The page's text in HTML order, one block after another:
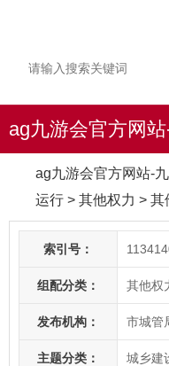
ag九游会官方网
ag九游会官方网站-
运行 > 其他权力 > 其
索引号：
组配分类： 其他权
发布机构： 市城管
主题分类： 城乡建